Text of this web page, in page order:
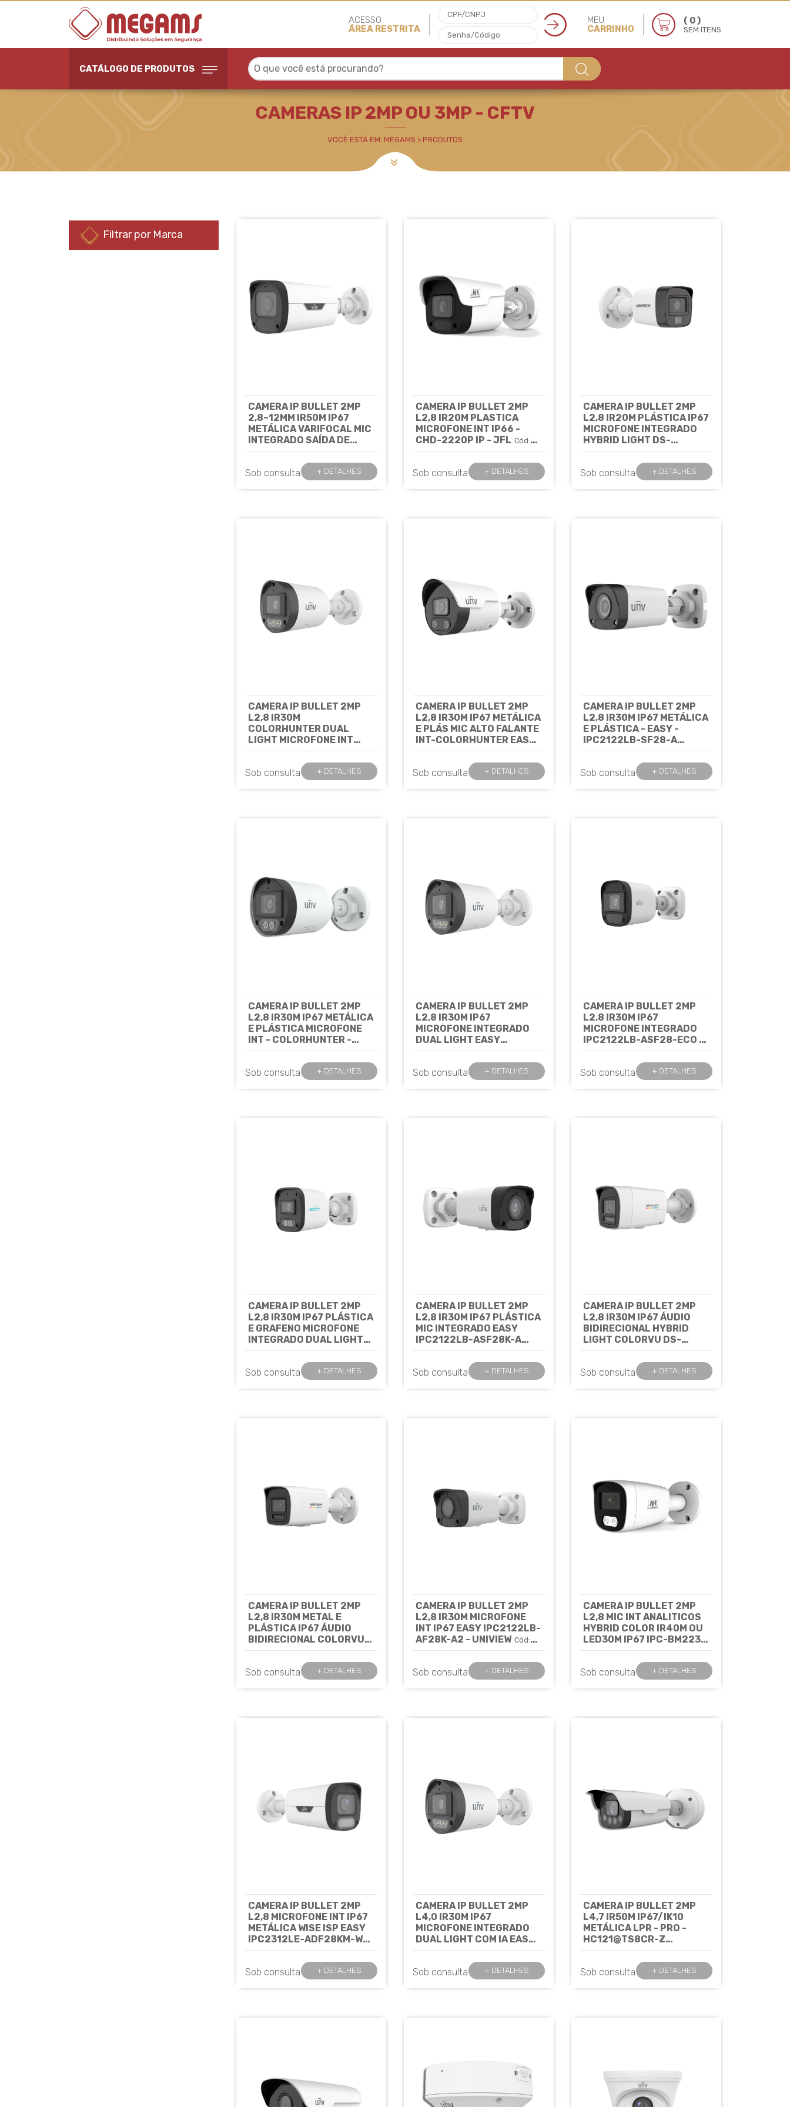
CAMERAS IP 2MP OU 3MP - CFTV
ACESSO
ÁREA RESTRITA
MEU
CARRINHO
( 0 )
SEM ITENS
CATÁLOGO DE PRODUTOS O que você está procurando?
CAMERAS IP 2MP OU 3MP - CFTV
VOCÊ ESTÁ EM: MEGAMS > PRODUTOS
Filtrar por Marca
CAMERA IP BULLET 2MP
2,8~12MM IR50M IP67
METÁLICA VARIFOCAL MIC
INTEGRADO SAÍDA DE
ADEZK-H UNIVIEW Cód: 8020
Sob consulta + DETALHES
CAMERA IP BULLET 2MP
L2,8 IR20M PLASTICA
MICROFONE INT IP66 -
CHD-2220P IP - JFL Cód:
Sob consulta + DETALHES
CAMERA IP BULLET 2MP
L2,8 IR20M PLÁSTICA IP67
MICROFONE INTEGRADO
HYBRID LIGHT DS-
Cód: 8561
Sob consulta + DETALHES
CAMERA IP BULLET 2MP
L2,8 IR30M
COLORHUNTER DUAL
LIGHT MICROFONE INT
IPC2122LB-AF28K-DL
UNIVIEW Cód: 8359
Sob consulta + DETALHES
CAMERA IP BULLET 2MP
L2,8 IR30M IP67 METÁLICA
E PLÁS MIC ALTO FALANTE
INT-COLORHUNTER EASY
Cód: 7679
Sob consulta + DETALHES
CAMERA IP BULLET 2MP
L2,8 IR30M IP67 METÁLICA
E PLÁSTICA - EASY -
IPC2122LB-SF28-A
Sob consulta + DETALHES
CAMERA IP BULLET 2MP
L2,8 IR30M IP67 METÁLICA
E PLÁSTICA MICROFONE
INT - COLORHUNTER -
Cód: 7603
Sob consulta + DETALHES
CAMERA IP BULLET 2MP
L2,8 IR30M IP67
MICROFONE INTEGRADO
DUAL LIGHT EASY
Cód: 8338
Sob consulta + DETALHES
CAMERA IP BULLET 2MP
L2,8 IR30M IP67
MICROFONE INTEGRADO
IPC2122LB-ASF28-ECO -
Sob consulta + DETALHES
CAMERA IP BULLET 2MP
L2,8 IR30M IP67 PLÁSTICA
E GRAFENO MICROFONE
INTEGRADO DUAL LIGHT
Cód: 8519
Sob consulta + DETALHES
CAMERA IP BULLET 2MP
L2,8 IR30M IP67 PLÁSTICA
MIC INTEGRADO EASY
IPC2122LB-ASF28K-A
Sob consulta + DETALHES
CAMERA IP BULLET 2MP
L2,8 IR30M IP67 ÁUDIO
BIDIRECIONAL HYBRID
LIGHT COLORVU DS-
LIUF/SRB(2.8MM) -
HIKVISION Cód: 8558
Sob consulta + DETALHES
CAMERA IP BULLET 2MP
L2,8 IR30M METAL E
PLÁSTICA IP67 ÁUDIO
BIDIRECIONAL COLORVU
LIU(2.8MM) -
HIKVISION Cód: 8562
Sob consulta + DETALHES
CAMERA IP BULLET 2MP
L2,8 IR30M MICROFONE
INT IP67 EASY IPC2122LB-
AF28K-A2 - UNIVIEW Cód:
Sob consulta + DETALHES
CAMERA IP BULLET 2MP
L2,8 MIC INT ANALITICOS
HYBRID COLOR IR40M OU
LED30M IP67 IPC-BM2230
Sob consulta + DETALHES
CAMERA IP BULLET 2MP
L2,8 MICROFONE INT IP67
METÁLICA WISE ISP EASY
IPC2312LE-ADF28KM-WP
Sob consulta + DETALHES
CAMERA IP BULLET 2MP
L4,0 IR30M IP67
MICROFONE INTEGRADO
DUAL LIGHT COM IA EASY
Cód: 8339
Sob consulta + DETALHES
CAMERA IP BULLET 2MP
L4,7 IR50M IP67/IK10
METÁLICA LPR - PRO -
HC121@TS8CR-Z
Sob consulta + DETALHES